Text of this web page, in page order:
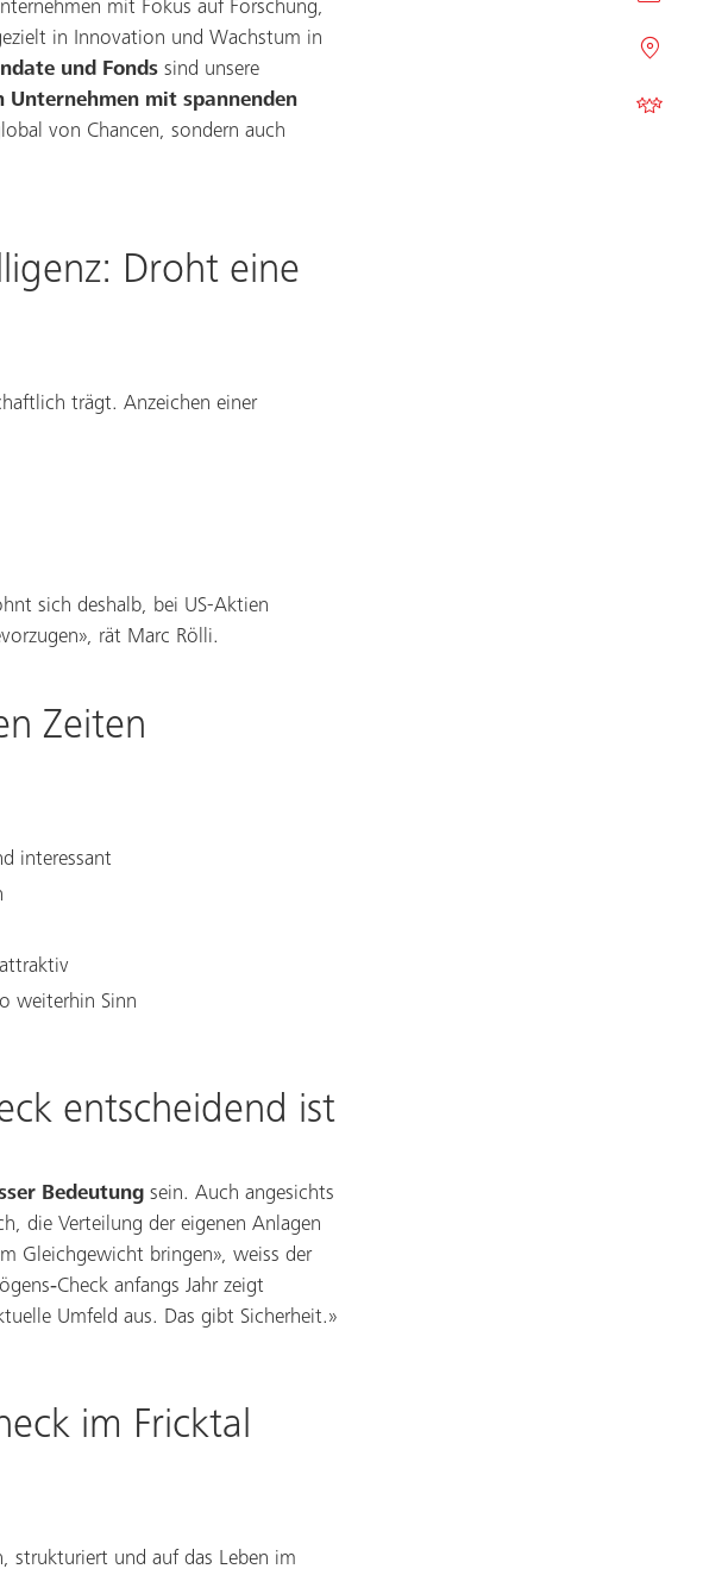
mit Fokus auf Forschung,
in Innovation und Wachstum in
und Fonds sind unsere
mit spannenden
von Chancen, sondern auch
Droht eine
trägt. Anzeichen einer
sich deshalb, bei US-Aktien
rät Marc Rölli.
Zeiten
interessant
weiterhin Sinn
entscheidend ist
Bedeutung sein. Auch angesichts
die Verteilung der eigenen Anlagen
Gleichgewicht bringen», weiss der
anfangs Jahr zeigt
Umfeld aus. Das gibt Sicherheit.»
im Fricktal
strukturiert und auf das Leben im